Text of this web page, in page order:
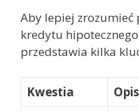
Aby lepiej zrozumieć
kredytu
przedstawia kilka
Kwestia Opis